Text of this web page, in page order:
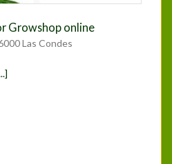
Growshop online
Las Condes